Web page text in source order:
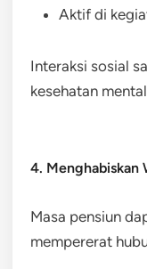
Aktif di
Interaksi sosial
kesehatan
4. Menghabiskan
Masa pensiun
mempererat